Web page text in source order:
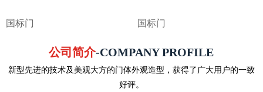
国标门 国标门
公司简介-COMPANY PROFILE
新型先进的技术及美观大方的门体外观造型，获得了广大用户的一致
好评。